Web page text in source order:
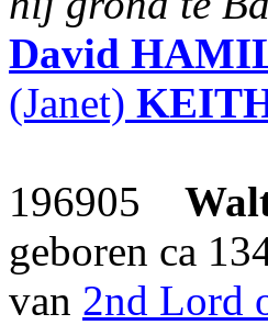
David
(Janet)
196905
geboren ca
van 2nd Lord